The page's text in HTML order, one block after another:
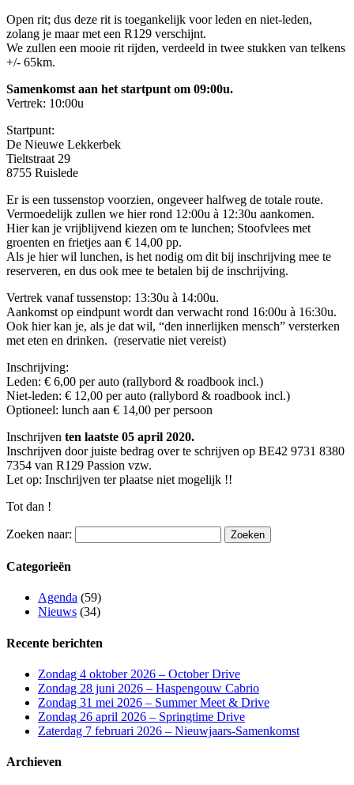
Open rit; dus deze rit is toegankelijk voor leden en niet-leden,
zolang je maar met een R129 verschijnt.
We zullen een mooie rit rijden, verdeeld in twee stukken van telkens
+/- 65km.
Samenkomst aan het startpunt om 09:00u.
Vertrek: 10:00u
Startpunt:
De Nieuwe Lekkerbek
Tieltstraat 29
8755 Ruislede
Er is een tussenstop voorzien, ongeveer halfweg de totale route.
Vermoedelijk zullen we hier rond 12:00u à 12:30u aankomen.
Hier kan je vrijblijvend kiezen om te lunchen; Stoofvlees met
groenten en frietjes aan € 14,00 pp.
Als je hier wil lunchen, is het nodig om dit bij inschrijving mee te
reserveren, en dus ook mee te betalen bij de inschrijving.
Vertrek vanaf tussenstop: 13:30u à 14:00u.
Aankomst op eindpunt wordt dan verwacht rond 16:00u à 16:30u.
Ook hier kan je, als je dat wil, “den innerlijken mensch” versterken
met eten en drinken. (reservatie niet vereist)
Inschrijving:
Leden: € 6,00 per auto (rallybord & roadbook incl.)
Niet-leden: € 12,00 per auto (rallybord & roadbook incl.)
Optioneel: lunch aan € 14,00 per persoon
Inschrijven ten laatste 05 april 2020.
Inschrijven door juiste bedrag over te schrijven op BE42 9731 8380
7354 van R129 Passion vzw.
Let op: Inschrijven ter plaatse niet mogelijk !!
Tot dan !
Zoeken naar:
Categorieën
Agenda (59)
Nieuws (34)
Recente berichten
Zondag 4 oktober 2026 – October Drive
Zondag 28 juni 2026 – Haspengouw Cabrio
Zondag 31 mei 2026 – Summer Meet & Drive
Zondag 26 april 2026 – Springtime Drive
Zaterdag 7 februari 2026 – Nieuwjaars-Samenkomst
Archieven